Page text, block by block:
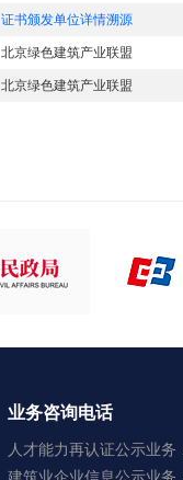
证书颁发单位详情溯源
北京绿色建筑产业联盟
北京绿色建筑产业联盟
业务咨询电话
人才能力再认证公示业